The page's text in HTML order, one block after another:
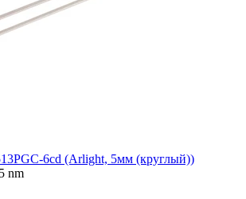
6cd (Arlight, 5мм (круглый))
nm